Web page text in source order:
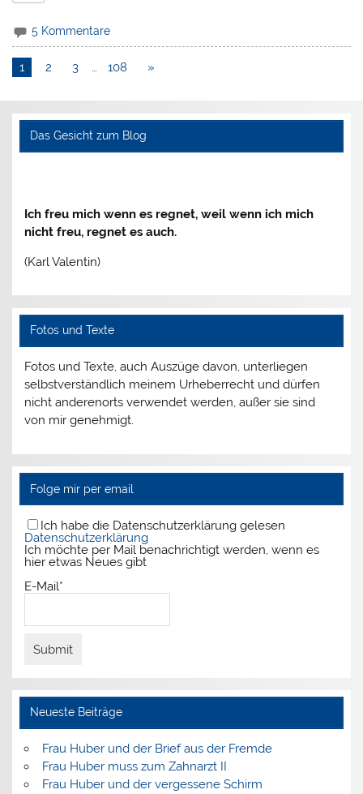
5 Kommentare
1 2 3 … 108 »
Das Gesicht zum Blog
Ich freu mich wenn es regnet, weil wenn ich mich
nicht freu, regnet es auch.
(Karl Valentin)
Fotos und Texte
Fotos und Texte, auch Auszüge davon, unterliegen
selbstverständlich meinem Urheberrecht und dürfen
nicht anderenorts verwendet werden, außer sie sind
von mir genehmigt.
Folge mir per email
Ich habe die Datenschutzerklärung gelesen
Datenschutzerklärung
Ich möchte per Mail benachrichtigt werden, wenn es
hier etwas Neues gibt
E-Mail*
Neueste Beiträge
Frau Huber und der Brief aus der Fremde
Frau Huber muss zum Zahnarzt II
Frau Huber und der vergessene Schirm